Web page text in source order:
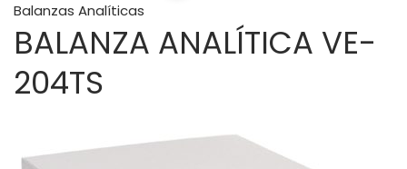
Balanzas Analíticas
BALANZA ANALÍTICA VE-
204TS